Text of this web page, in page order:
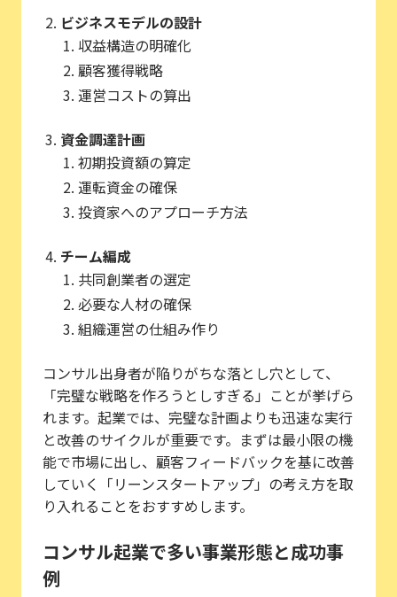
ビジネスモデルの設計
収益構造の明確化
顧客獲得戦略
運営コストの算出
資金調達計画
初期投資額の算定
運転資金の確保
投資家へのアプローチ方法
チーム編成
共同創業者の選定
必要な人材の確保
組織運営の仕組み作り
コンサル出身者が陥りがちな落とし穴として、
「完璧な戦略を作ろうとしすぎる」ことが挙げら
れます。起業では、完璧な計画よりも迅速な実行
と改善のサイクルが重要です。まずは最小限の機
能で市場に出し、顧客フィードバックを基に改善
していく「リーンスタートアップ」の考え方を取
り入れることをおすすめします。
コンサル起業で多い事業形態と成功事
例